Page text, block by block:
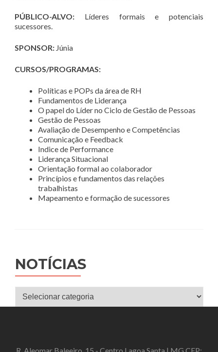
PÚBLICO-ALVO: Líderes formais e potenciais
sucessores.
SPONSOR: Júnia
CURSOS/PROGRAMAS:
Políticas e POPs da área de RH
Fundamentos de Liderança
O papel do Líder no Ciclo de Gestão de Pessoas
Gestão de Pessoas
Avaliação de Desempenho e Competências
Comunicação e Feedback
Indice de Performance
Liderança Situacional
Orientação formal ao colaborador
Princípios e fundamentos das relações
trabalhistas
Mapeamento e formação de sucessores
NOTÍCIAS
Notícias